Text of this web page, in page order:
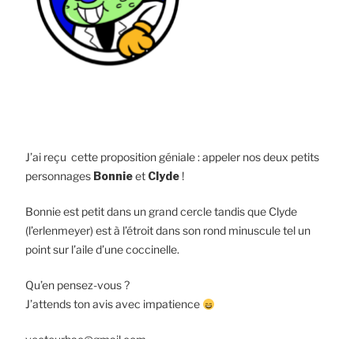
J’ai reçu cette proposition géniale : appeler nos deux petits
personnages Bonnieet Clyde !
Bonnie est petit dans un grand cercle tandis que Clyde
(l’erlenmeyer) est à l’étroit dans son rond minuscule tel un
point sur l’aile d’une coccinelle.
Qu’en pensez-vous ?
J’attends ton avis avec impatience